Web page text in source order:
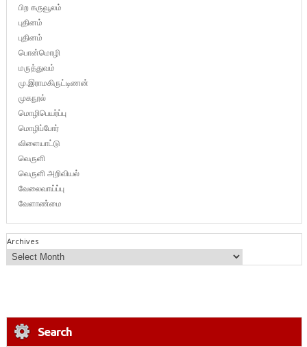
பிற கருவூலம்
புதினம்
புதினம்
பொன்மொழி
மருத்துவம்
மு.இராமகிருட்டிணன்
முகநூல்
மொழிபெயர்ப்பு
மொழிப்போர்
விளையாட்டு
வெருளி
வெருளி அறிவியல்
வேலைவாய்ப்பு
வேளாண்மை
Archives
Search